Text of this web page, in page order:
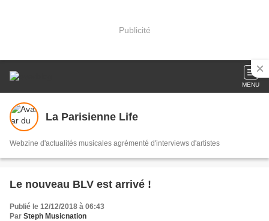
Publicité
MENU
La Parisienne Life
Webzine d'actualités musicales agrémenté d'interviews d'artistes
Le nouveau BLV est arrivé !
Publié le 12/12/2018 à 06:43
Par Steph Musicnation